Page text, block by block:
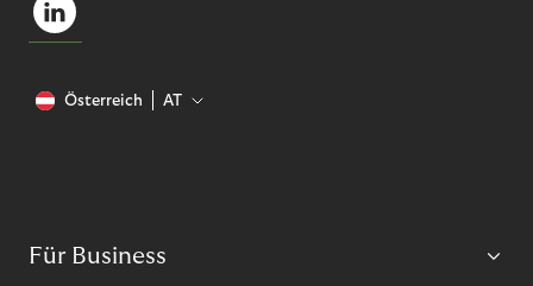
Österreich AT
Für Business